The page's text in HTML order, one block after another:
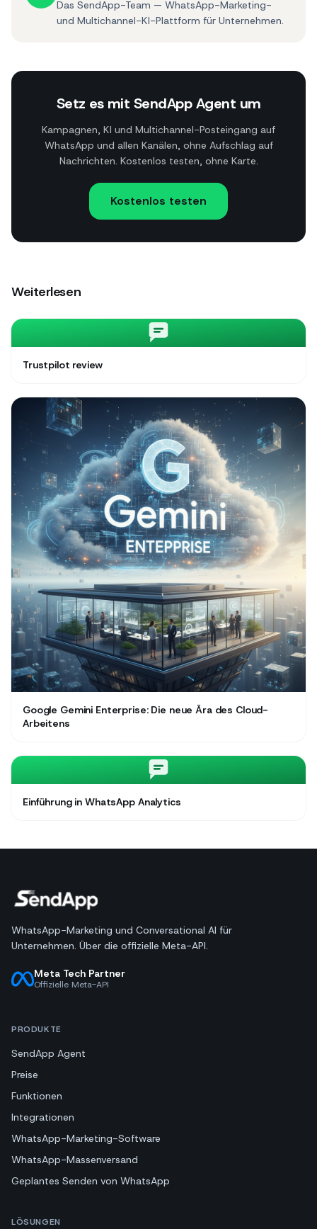
Das SendApp-Team — WhatsApp-Marketing-
und Multichannel-KI-Plattform für Unternehmen.
Setz es mit SendApp Agent um
Kampagnen, KI und Multichannel-Posteingang auf
WhatsApp und allen Kanälen, ohne Aufschlag auf
Nachrichten. Kostenlos testen, ohne Karte.
Kostenlos testen
Weiterlesen
Trustpilot review
Google Gemini Enterprise: Die neue Ära des Cloud-
Arbeitens
Einführung in WhatsApp Analytics
WhatsApp-Marketing und Conversational AI für
Unternehmen. Über die offizielle Meta-API.
Meta Tech Partner
Offizielle Meta-API
PRODUKTE
SendApp Agent
Preise
Funktionen
Integrationen
WhatsApp-Marketing-Software
WhatsApp-Massenversand
Geplantes Senden von WhatsApp
LÖSUNGEN